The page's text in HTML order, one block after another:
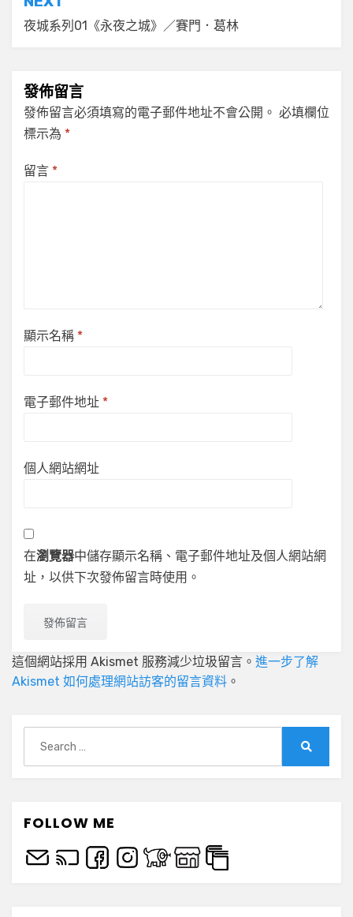
覽
夜城系列01《永夜之城》／賽門．葛林
發佈留言
發佈留言必須填寫的電子郵件地址不會公開。 必填欄位
標示為 *
留言 *
顯示名稱 *
電子郵件地址 *
個人網站網址
在瀏覽器中儲存顯示名稱、電子郵件地址及個人網站網
址，以供下次發佈留言時使用。
這個網站採用 Akismet 服務減少垃圾留言。 進一步了解
Akismet 如何處理網站訪客的留言資料 。
for:
FOLLOW ME